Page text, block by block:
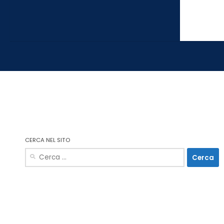
CERCA NEL SITO
Ricerca
per: